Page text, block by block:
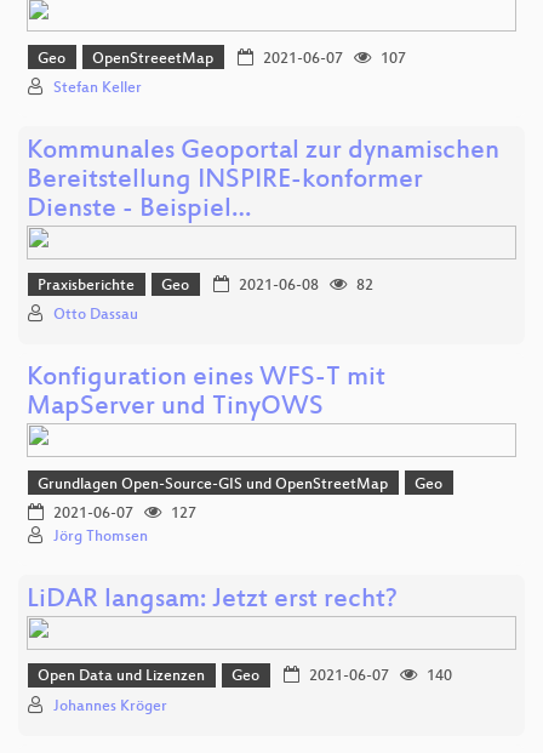
Geo OpenStreeetMap 2021-06-07
107
Stefan Keller
Kommunales Geoportal zur dynamischen
Bereitstellung INSPIRE-konformer
Dienste - Beispiel…
Praxisberichte Geo 2021-06-08
82
Otto Dassau
Konfiguration eines WFS-T mit
MapServer und TinyOWS
Grundlagen Open-Source-GIS und OpenStreetMap
Geo
2021-06-07
127
Jörg Thomsen
LiDAR langsam: Jetzt erst recht?
Open Data und Lizenzen Geo 2021-06-07
140
Johannes Kröger